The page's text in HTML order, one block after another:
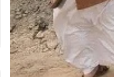
ميلاد” سيليا أحمد وائل” ..